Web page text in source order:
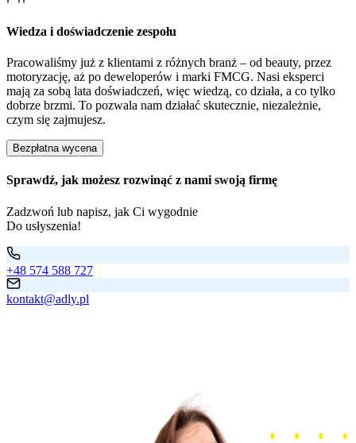
Wiedza i doświadczenie zespołu
Pracowaliśmy już z klientami z różnych branż – od beauty, przez
motoryzację, aż po deweloperów i marki FMCG. Nasi eksperci
mają za sobą lata doświadczeń, więc wiedzą, co działa, a co tylko
dobrze brzmi. To pozwala nam działać skutecznie, niezależnie,
czym się zajmujesz.
Bezpłatna wycena
Sprawdź, jak możesz rozwinąć z nami swoją firmę
Zadzwoń lub napisz, jak Ci wygodnie
Do usłyszenia!
+48 574 588 727
kontakt@adly.pl